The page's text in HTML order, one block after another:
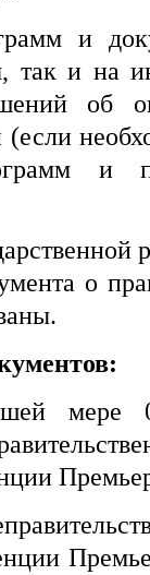
и
так и на
об
и
о
мере